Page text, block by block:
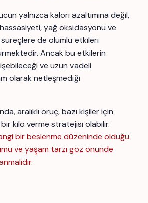
yalnızca kalori azaltımına değil,
yağ oksidasyonu ve
de olumlu etkileri
Ancak bu etkilerin
ve uzun vadeli
olarak netleşmediği
aralıklı oruç, bazı kişiler için
kilo verme stratejisi olabilir.
bir beslenme düzeninde olduğu
ve yaşam tarzı göz önünde